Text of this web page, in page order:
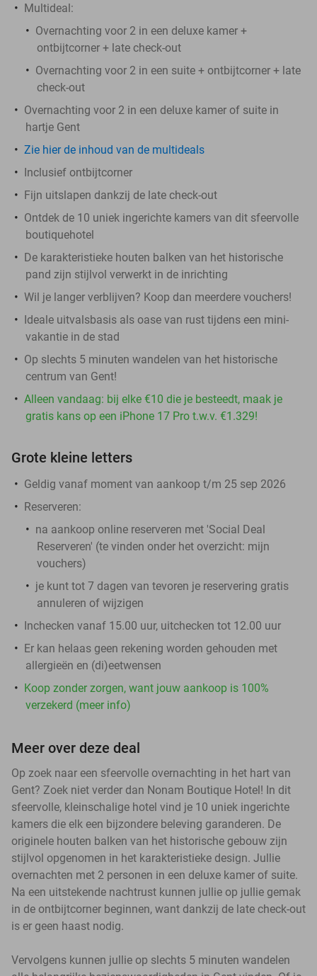
Multideal:
Overnachting voor 2 in een deluxe kamer +
ontbijtcorner + late check-out
Overnachting voor 2 in een suite + ontbijtcorner + late
check-out
Overnachting voor 2 in een deluxe kamer of suite in
hartje Gent
Zie hier de inhoud van de multideals
Inclusief ontbijtcorner
Fijn uitslapen dankzij de late check-out
Ontdek de 10 uniek ingerichte kamers van dit sfeervolle
boutiquehotel
De karakteristieke houten balken van het historische
pand zijn stijlvol verwerkt in de inrichting
Wil je langer verblijven? Koop dan meerdere vouchers!
Ideale uitvalsbasis als oase van rust tijdens een mini-
vakantie in de stad
Op slechts 5 minuten wandelen van het historische
centrum van Gent!
Alleen vandaag: bij elke €10 die je besteedt, maak je
gratis kans op een iPhone 17 Pro t.w.v. €1.329!
Grote kleine letters
Geldig vanaf moment van aankoop t/m 25 sep 2026
Reserveren:
na aankoop online reserveren met 'Social Deal
Reserveren' (te vinden onder het overzicht: mijn
vouchers)
je kunt tot 7 dagen van tevoren je reservering gratis
annuleren of wijzigen
Inchecken vanaf 15.00 uur, uitchecken tot 12.00 uur
Er kan helaas geen rekening worden gehouden met
allergieën en (di)eetwensen
Koop zonder zorgen, want jouw aankoop is 100%
verzekerd (meer info)
Meer over deze deal
Op zoek naar een sfeervolle overnachting in het hart van
Gent? Zoek niet verder dan Nonam Boutique Hotel! In dit
sfeervolle, kleinschalige hotel vind je 10 uniek ingerichte
kamers die elk een bijzondere beleving garanderen. De
originele houten balken van het historische gebouw zijn
stijlvol opgenomen in het karakteristieke design. Jullie
overnachten met 2 personen in een deluxe kamer of suite.
Na een uitstekende nachtrust kunnen jullie op jullie gemak
in de ontbijtcorner beginnen, want dankzij de late check-out
is er geen haast nodig.
Vervolgens kunnen jullie op slechts 5 minuten wandelen